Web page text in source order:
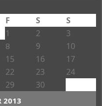
2013
F S
S
1
2
3
8 9 10
15 16
17
22 23 24
29 30